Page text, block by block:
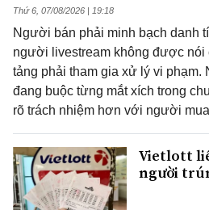
Thứ 6, 07/08/2026 | 19:18
Người bán phải minh bạch danh
người livestream không được nói
tảng phải tham gia xử lý vi phạm.
đang buộc từng mắt xích trong
rõ trách nhiệm hơn với người
Vietlott
người